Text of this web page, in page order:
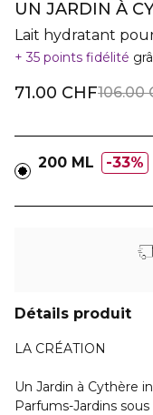
UN JARDIN À
Lait hydratant
35 points fidélité
71.00 CHF106.00
200 ML 33%
Détails produit
LA CRÉATION
Un Jardin à Cythère
Parfums-Jardins